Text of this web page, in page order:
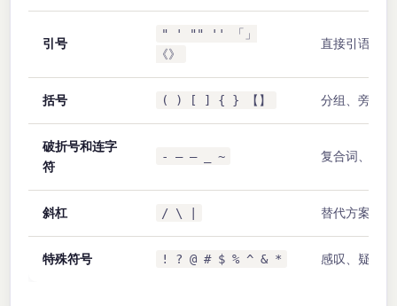
引号
" ' "" '' 「」
《》
直接引语、
括号 ( ) [ ] { } 【】 分组、旁白
破折号和连字
符
- – — _ ~ 复合词、范
斜杠 / \ | 替代方案、
特殊符号 ! ? @ # $ % ^ & * 感叹、疑问